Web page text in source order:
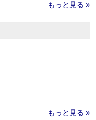
もっと見る »
もっと見る »